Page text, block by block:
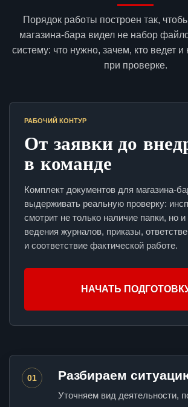
Порядок работы построен так,
магазина-бара видел не набор
систему: что нужно, зачем, кто ведет и
при проверке.
РАБОЧИЙ КОНТУР
От заявки до
в команде
Комплект документов для магазина-
выдерживать реальную проверку:
смотрит не только наличие папки, но и
ведения журналов, приказы,
и соответствие фактической работе.
НАЧАТЬ
01 Разбираем
Уточняем вид деятельности,